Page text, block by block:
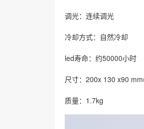
调光：连续调光
冷却方式：自然冷却
led寿命：约50000小时
尺寸：200x 130 x90
质量：1.7kg